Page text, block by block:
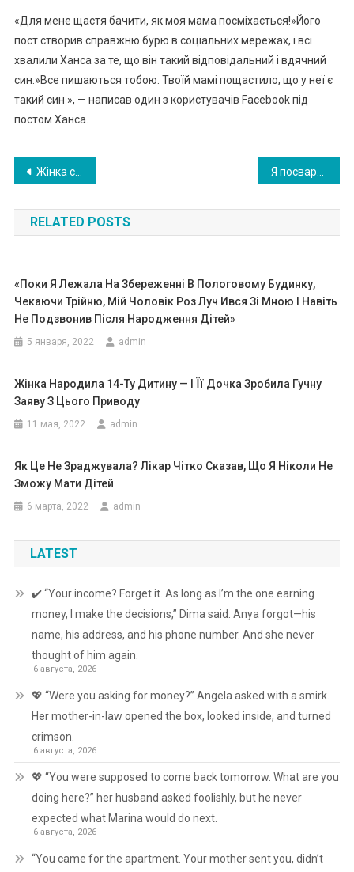
«Для мене щастя бачити, як моя мама посміхається!»Його
пост створив справжню бурю в соціальних мережах, і всі
хвалили Ханса за те, що він такий відповідальний і вдячний
син.»Все пишаються тобою. Твоїй мамі пощастило, що у неї є
такий син », — написав один з користувачів Facebook під
постом Ханса.
Навигация
по
записям
Жінка стояла біля вікна і по її обличчю текли сльози. За вікном тихо падав сніг, а за парканом вирувало життя. Був переддень Нового року
RELATED POSTS
«Поки Я Лежала На Збереженні В Пологовому Будинку,
Чекаючи Трійню, Мій Чоловік Роз Луч Ився Зі Мною І Навіть
Не Подзвонив Після Народження Дітей»
5 января, 2022 admin
Жінка Народила 14-Ту Дитину — І Її Дочка Зробила Гучну
Заяву З Цього Приводу
11 мая, 2022 admin
Як Це Не Зраджувала? Лікар Чітко Сказав, Що Я Ніколи Не
Зможу Мати Дітей
6 марта, 2022 admin
LATEST
✔️ “Your income? Forget it. As long as I’m the one earning
money, I make the decisions,” Dima said. Anya forgot—his
name, his address, and his phone number. And she never
thought of him again.
6 августа, 2026
💖 “Were you asking for money?” Angela asked with a smirk.
Her mother-in-law opened the box, looked inside, and turned
crimson.
6 августа, 2026
💖 “You were supposed to come back tomorrow. What are you
doing here?” her husband asked foolishly, but he never
expected what Marina would do next.
6 августа, 2026
“You came for the apartment. Your mother sent you, didn’t